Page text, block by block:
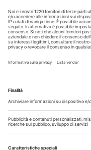
Il flusso di